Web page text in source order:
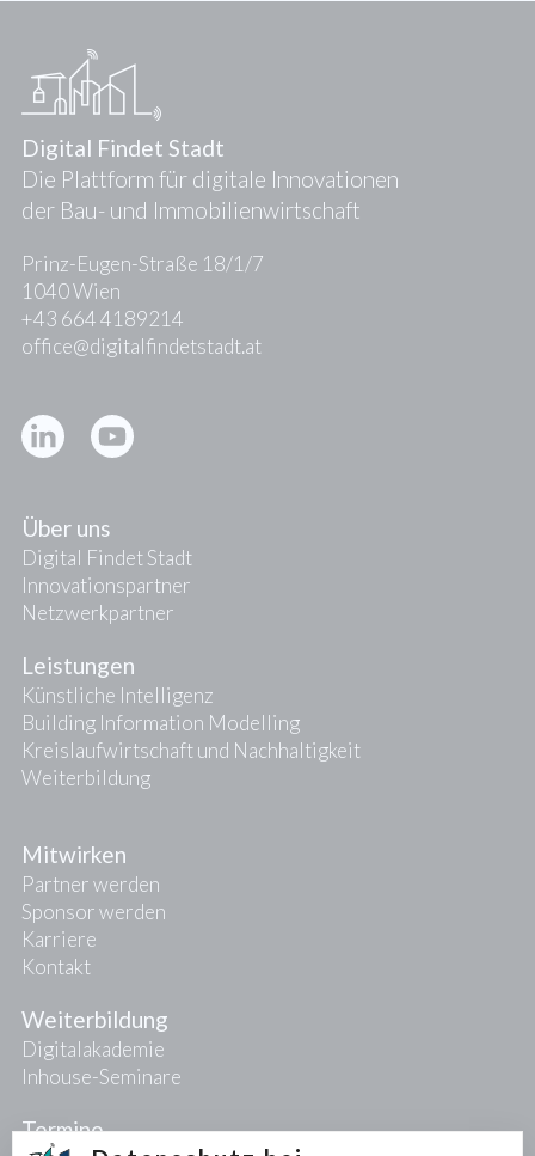
Digital Findet Stadt
Die Plattform für digitale Innovationen
der Bau- und Immobilienwirtschaft
Prinz-Eugen-Straße 18/1/7
1040 Wien
+43 664 4189214
office@digitalfindetstadt.at
Über uns
Digital Findet Stadt
Innovationspartner
Netzwerkpartner
Leistungen
Künstliche Intelligenz
Building Information Modelling
Kreislaufwirtschaft und Nachhaltigkeit
Weiterbildung
Mitwirken
Partner werden
Sponsor werden
Karriere
Kontakt
Weiterbildung
Digitalakademie
Inhouse-Seminare
Termine